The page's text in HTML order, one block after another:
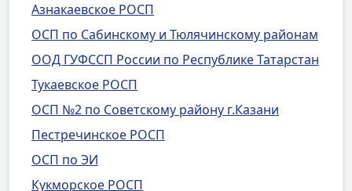
Азнакаевское РОСП
ОСП по Сабинскому и Тюлячинскому районам
ООД ГУФССП России по Республике Татарстан
Тукаевское РОСП
ОСП №2 по Советскому району г.Казани
Пестречинское РОСП
ОСП по ЭИ
Кукморское РОСП